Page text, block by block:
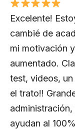
Excelente!
cambié de
mi motivación
aumentado.
test, videos,
el trato!!
ayudan al